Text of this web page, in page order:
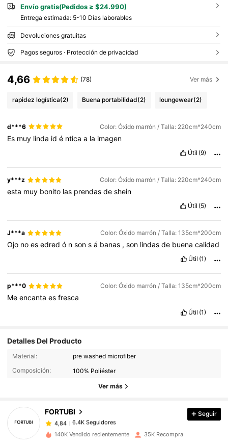
Envío gratis(Pedidos ≥ $24.990)
Entrega estimada: 5-10 Días laborables
Devoluciones gratuitas
Pagos seguros · Protección de privacidad
4,66 (78) Ver más
rapidez logística(2) Buena portabilidad(2) loungewear(2)
d***6 Color: Óxido marrón / Talla: 220cm*240cm
Es muy linda idé nticaa la imagen
Útil (9)
y***z Color: Óxido marrón / Talla: 220cm*240cm
esta muy bonito las prendasdeshein
Útil (5)
J***a Color: Óxido marrón / Talla: 135cm*200cm
Ojo noesedredó nsonsá banas ,son lindasde buenacalidad
Útil (1)
p***0 Color: Óxido marrón / Talla: 135cm*200cm
Meencantaesfresca
Útil (1)
Detalles Del Producto
Material:
pre washed microfiber
Composición:
100% Poliéster
Ver más
FORTUBI
6.4K Seguidores
4,84
6.4K Seguidores
f***s pagó Hace 1 día
Seguir
140K Vendido recientemente 35K Recompra